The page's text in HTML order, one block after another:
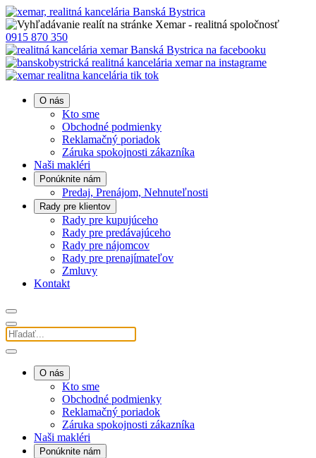
0915 870 350
O nás
Kto sme
Obchodné podmienky
Reklamačný poriadok
Záruka spokojnosti zákazníka
Naši makléri
Ponúknite nám
Predaj, Prenájom, Nehnuteľnosti
Rady pre klientov
Rady pre kupujúceho
Rady pre predávajúceho
Rady pre nájomcov
Rady pre prenajímateľov
Zmluvy
Kontakt
O nás
Kto sme
Obchodné podmienky
Reklamačný poriadok
Záruka spokojnosti zákazníka
Naši makléri
Ponúknite nám